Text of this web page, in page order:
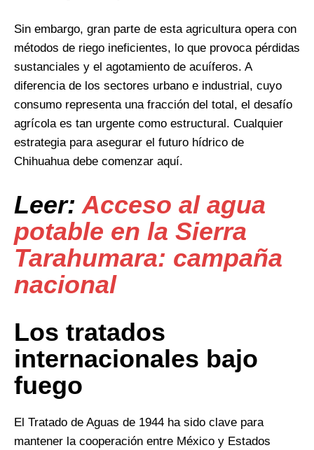
Sin embargo, gran parte de esta agricultura opera con
métodos de riego ineficientes, lo que provoca pérdidas
sustanciales y el agotamiento de acuíferos. A
diferencia de los sectores urbano e industrial, cuyo
consumo representa una fracción del total, el desafío
agrícola es tan urgente como estructural. Cualquier
estrategia para asegurar el futuro hídrico de
Chihuahua debe comenzar aquí.
Leer:Acceso al agua
potable en la Sierra
Tarahumara: campaña
nacional
Los tratados
internacionales bajo
fuego
El Tratado de Aguas de 1944 ha sido clave para
mantener la cooperación entre México y Estados